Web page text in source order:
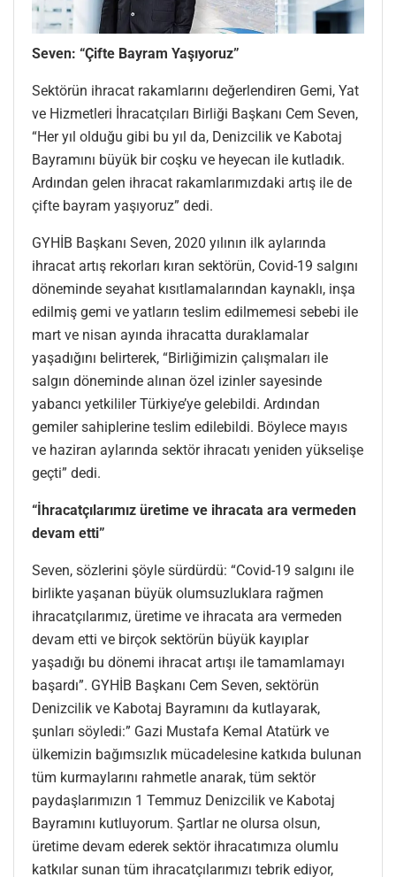
Seven: “Çifte Bayram Yaşıyoruz”
Sektörün ihracat rakamlarını değerlendiren Gemi, Yat
ve Hizmetleri İhracatçıları Birliği Başkanı Cem Seven,
“Her yıl olduğu gibi bu yıl da, Denizcilik ve Kabotaj
Bayramını büyük bir coşku ve heyecan ile kutladık.
Ardından gelen ihracat rakamlarımızdaki artış ile de
çifte bayram yaşıyoruz” dedi.
GYHİB Başkanı Seven, 2020 yılının ilk aylarında
ihracat artış rekorları kıran sektörün, Covid-19 salgını
döneminde seyahat kısıtlamalarından kaynaklı, inşa
edilmiş gemi ve yatların teslim edilmemesi sebebi ile
mart ve nisan ayında ihracatta duraklamalar
yaşadığını belirterek, “Birliğimizin çalışmaları ile
salgın döneminde alınan özel izinler sayesinde
yabancı yetkililer Türkiye’ye gelebildi. Ardından
gemiler sahiplerine teslim edilebildi. Böylece mayıs
ve haziran aylarında sektör ihracatı yeniden yükselişe
geçti” dedi.
“İhracatçılarımız üretime ve ihracata ara vermeden
devam etti”
Seven, sözlerini şöyle sürdürdü: “Covid-19 salgını ile
birlikte yaşanan büyük olumsuzluklara rağmen
ihracatçılarımız, üretime ve ihracata ara vermeden
devam etti ve birçok sektörün büyük kayıplar
yaşadığı bu dönemi ihracat artışı ile tamamlamayı
başardı”. GYHİB Başkanı Cem Seven, sektörün
Denizcilik ve Kabotaj Bayramını da kutlayarak,
şunları söyledi:” Gazi Mustafa Kemal Atatürk ve
ülkemizin bağımsızlık mücadelesine katkıda bulunan
tüm kurmaylarını rahmetle anarak, tüm sektör
paydaşlarımızın 1 Temmuz Denizcilik ve Kabotaj
Bayramını kutluyorum. Şartlar ne olursa olsun,
üretime devam ederek sektör ihracatımıza olumlu
katkılar sunan tüm ihracatçılarımızı tebrik ediyor,